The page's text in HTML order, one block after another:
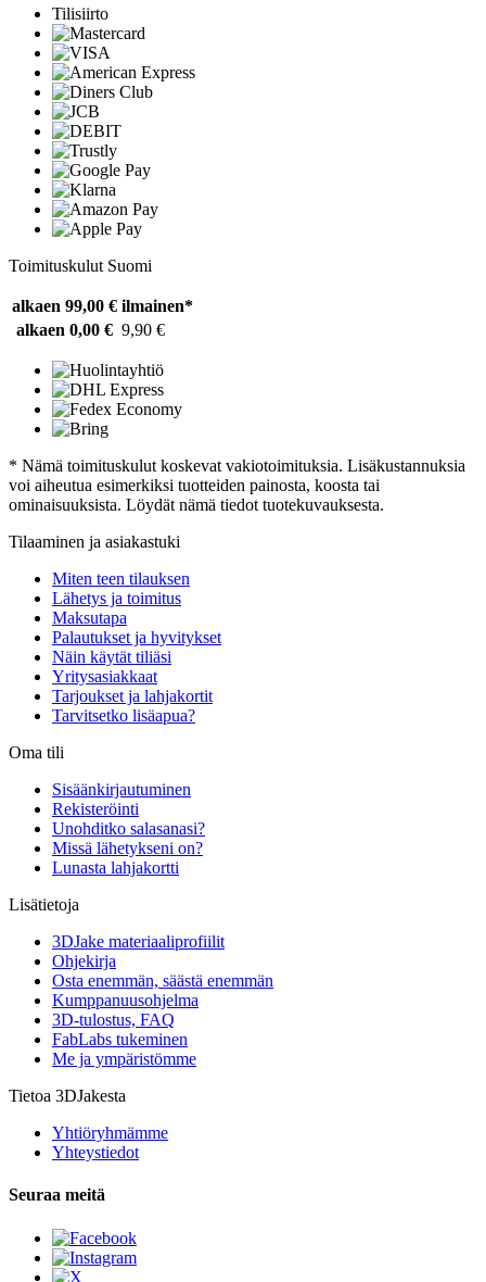
Tilisiirto
Toimituskulut Suomi
alkaen 99,00 € ilmainen*
alkaen 0,00 € 9,90 €
* Nämä toimituskulut koskevat vakiotoimituksia. Lisäkustannuksia
voi aiheutua esimerkiksi tuotteiden painosta, koosta tai
ominaisuuksista. Löydät nämä tiedot tuotekuvauksesta.
Tilaaminen ja asiakastuki
Miten teen tilauksen
Lähetys ja toimitus
Maksutapa
Palautukset ja hyvitykset
Näin käytät tiliäsi
Yritysasiakkaat
Tarjoukset ja lahjakortit
Tarvitsetko lisäapua?
Oma tili
Sisäänkirjautuminen
Rekisteröinti
Unohditko salasanasi?
Missä lähetykseni on?
Lunasta lahjakortti
Lisätietoja
3DJake materiaaliprofiilit
Ohjekirja
Osta enemmän, säästä enemmän
Kumppanuusohjelma
3D-tulostus, FAQ
FabLabs tukeminen
Me ja ympäristömme
Tietoa 3DJakesta
Yhtiöryhmämme
Yhteystiedot
Seuraa meitä